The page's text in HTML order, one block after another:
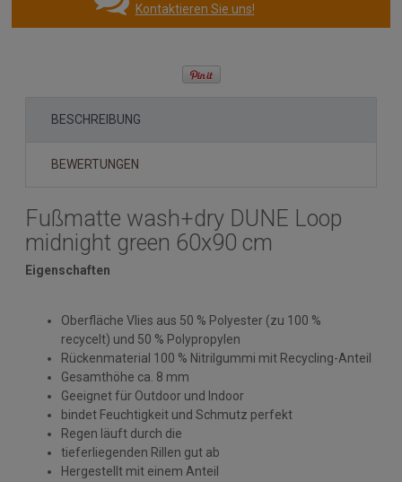
Kontaktieren Sie uns!
BESCHREIBUNG
BEWERTUNGEN
Fußmatte wash+dry DUNE Loop
midnight green 60x90 cm
Eigenschaften
Oberfläche Vlies aus 50 % Polyester (zu 100 %
recycelt) und 50 % Polypropylen
Rückenmaterial 100 % Nitrilgummi mit Recycling-Anteil
Gesamthöhe ca. 8 mm
Geeignet für Outdoor und Indoor
bindet Feuchtigkeit und Schmutz perfekt
Regen läuft durch die
tieferliegenden Rillen gut ab
Hergestellt mit einem Anteil